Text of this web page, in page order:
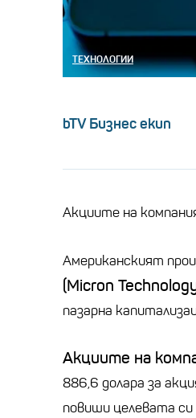
ТЕХНОЛОГИИ
bTV Бизнес екип
Акциите на
Американският
(Micron
пазарна
Акциите на
886,6 долара за
повиши целевата